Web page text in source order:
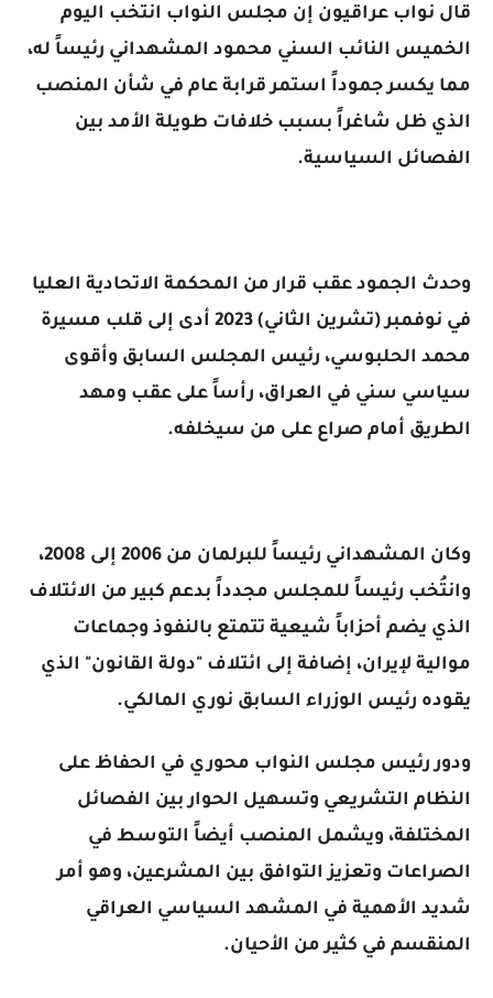
قال نواب عراقيون إن مجلس النواب انتخب اليوم
الخميس النائب السني محمود المشهداني رئيساً له،
مما يكسر جموداً استمر قرابة عام في شأن المنصب
الذي ظل شاغراً بسبب خلافات طويلة الأمد بين
الفصائل السياسية.
وحدث الجمود عقب قرار من المحكمة الاتحادية العليا
في نوفمبر (تشرين الثاني) 2023 أدى إلى قلب مسيرة
محمد الحلبوسي، رئيس المجلس السابق وأقوى
سياسي سني في العراق، رأساً على عقب ومهد
الطريق أمام صراع على من سيخلفه.
وكان المشهداني رئيساً للبرلمان من 2006 إلى 2008،
وانتُخب رئيساً للمجلس مجدداً بدعم كبير من الائتلاف
الذي يضم أحزاباً شيعية تتمتع بالنفوذ وجماعات
موالية لإيران، إضافة إلى ائتلاف "دولة القانون" الذي
يقوده رئيس الوزراء السابق نوري المالكي.
ودور رئيس مجلس النواب محوري في الحفاظ على
النظام التشريعي وتسهيل الحوار بين الفصائل
المختلفة، ويشمل المنصب أيضاً التوسط في
الصراعات وتعزيز التوافق بين المشرعين، وهو أمر
شديد الأهمية في المشهد السياسي العراقي
المنقسم في كثير من الأحيان.